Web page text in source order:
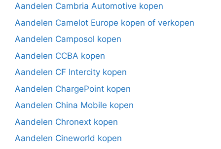
Aandelen Cambria Automotive kopen
Aandelen Camelot Europe kopen of verkopen
Aandelen Camposol kopen
Aandelen CCBA kopen
Aandelen CF Intercity kopen
Aandelen ChargePoint kopen
Aandelen China Mobile kopen
Aandelen Chronext kopen
Aandelen Cineworld kopen